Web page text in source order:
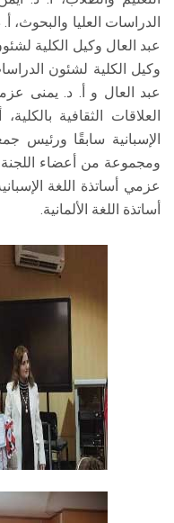
الدراسات العليا والبحوث،
عبد العال وكيل الكلية
وكيل الكلية لشئون
عبد العال و أ. د. يمنى
العلاقات الثقافية
الإسبانية سابقًا ورئيس
ومجموعة من أعضاء اللجنة
عزمي أساتذة اللغة
أساتذة اللغة الألمانية.